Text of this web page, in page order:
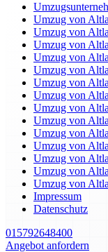
Umzug von
Umzug von
Umzug von
Umzug von
Umzug von
Umzug von
Umzug von
Umzug von
Umzug von
Umzug von
Umzug von
Umzug von
Umzug von
Umzug von
Impressum
Datenschutz
015792648400
Angebot anfordern